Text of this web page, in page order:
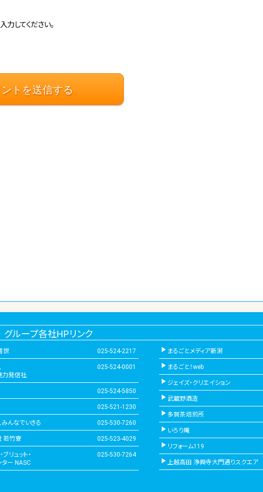
してください。
グループ各社HPリンク
世 025-524-2217
発信社
025-524-0001
025-524-5850
025-521-1230
んなでいきる 025-530-7260
若竹寮 025-523-4029
リュット・
ター NASC
025-530-7264
まるごとメディア新潟
まるごと！web
ジェイズ・クリエイション
武蔵野酒造
多賀茶焙煎所
いろり庵
リフォーム119
上越高田 浄興寺大門通りスクエア